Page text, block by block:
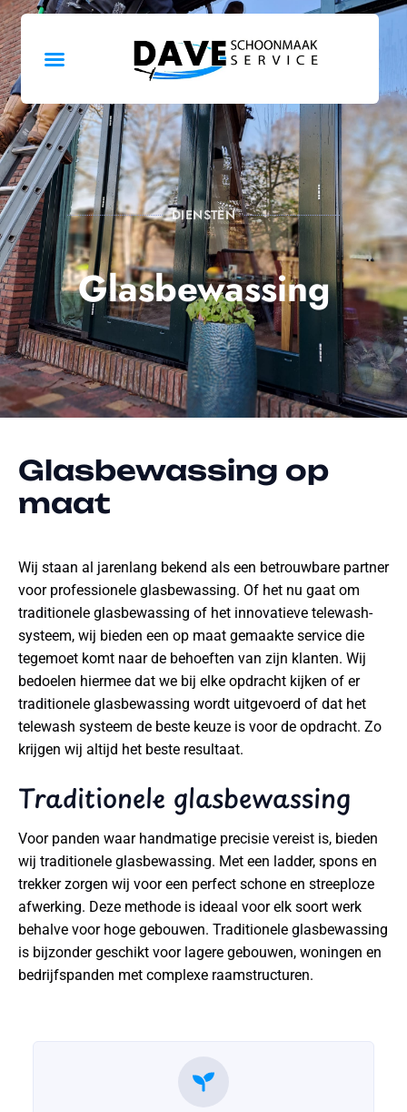
DIENSTEN
Glasbewassing
Glasbewassing op
maat
Wij staan al jarenlang bekend als een betrouwbare partner
voor professionele glasbewassing. Of het nu gaat om
traditionele glasbewassing of het innovatieve telewash-
systeem, wij bieden een op maat gemaakte service die
tegemoet komt naar de behoeften van zijn klanten. Wij
bedoelen hiermee dat we bij elke opdracht kijken of er
traditionele glasbewassing wordt uitgevoerd of dat het
telewash systeem de beste keuze is voor de opdracht. Zo
krijgen wij altijd het beste resultaat.
Traditionele glasbewassing
Voor panden waar handmatige precisie vereist is, bieden
wij traditionele glasbewassing. Met een ladder, spons en
trekker zorgen wij voor een perfect schone en streeploze
afwerking. Deze methode is ideaal voor elk soort werk
behalve voor hoge gebouwen. Traditionele glasbewassing
is bijzonder geschikt voor lagere gebouwen, woningen en
bedrijfspanden met complexe raamstructuren.